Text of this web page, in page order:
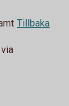
Tillbaka